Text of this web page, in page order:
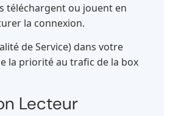
téléchargent ou jouent en
la connexion.
de Service) dans votre
la priorité au trafic de la box
Lecteur